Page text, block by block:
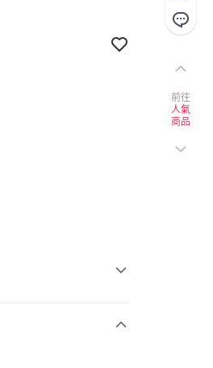
前往
人氣
商品